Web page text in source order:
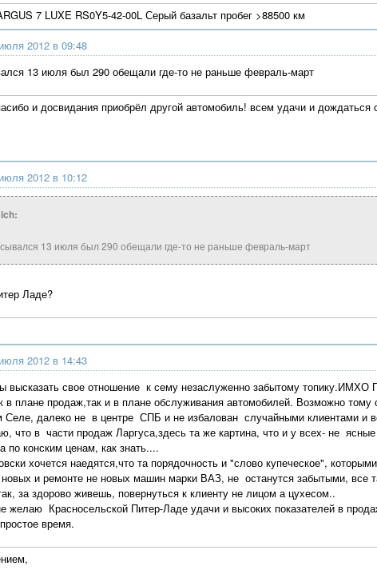
7 LUXE RS0Y5-42-00L Серый базальт пробег >88500 км
2012 в 09:48
13 июля был 290 обещали где-то не раньше февраль-март
и досвидания приобрёл другой автомобиль! всем удачи и
2012 в 10:12
13 июля был 290 обещали где-то не раньше февраль-март
Ладе?
2012 в 14:43
высказать свое отношение к сему незаслуженно забытому
в плане продаж,так и в плане обслуживания автомобилей. Возможно
Селе, далеко не в центре СПБ и не избалован случайными клиентами и
что в части продаж Ларгуса,здесь та же картина, что и у всех- не
по конским ценам, как знать....
хочется наедятся,что та порядочность и "слово купеческое",
новых и ремонте не новых машин марки ВАЗ, не останутся забытыми,
за здорово живешь, повернуться к клиенту не лицом а цухесом..
желаю Красносельской Питер-Ладе удачи и высоких показателей в
время.